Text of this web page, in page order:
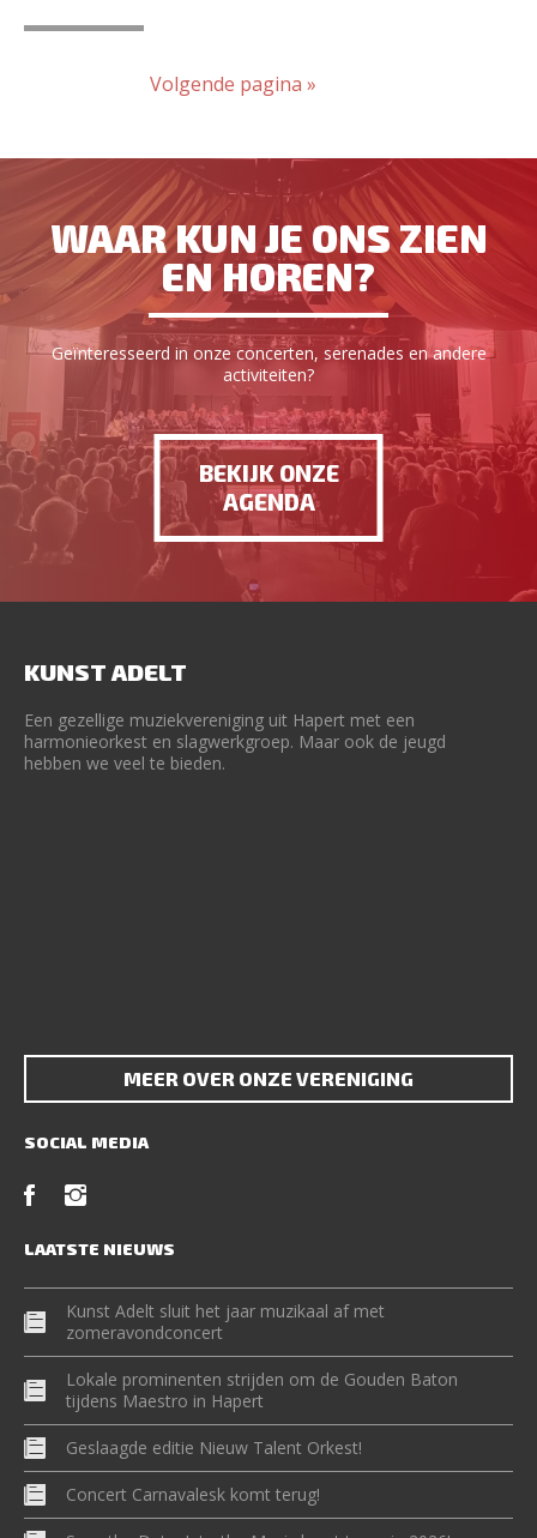
Volgende pagina »
WAAR KUN JE ONS ZIEN
EN HOREN?
Geïnteresseerd in onze concerten, serenades en andere
activiteiten?
BEKIJK ONZE
AGENDA
KUNST ADELT
Een gezellige muziekvereniging uit Hapert met een
harmonieorkest en slagwerkgroep. Maar ook de jeugd
hebben we veel te bieden.
MEER OVER ONZE VERENIGING
SOCIAL MEDIA
LAATSTE NIEUWS
Kunst Adelt sluit het jaar muzikaal af met
zomeravondconcert
Lokale prominenten strijden om de Gouden Baton
tijdens Maestro in Hapert
Geslaagde editie Nieuw Talent Orkest!
Concert Carnavalesk komt terug!